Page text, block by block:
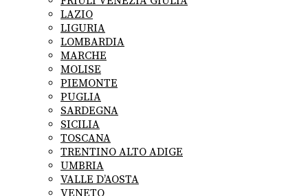
LAZIO
LIGURIA
LOMBARDIA
MARCHE
MOLISE
PIEMONTE
PUGLIA
SARDEGNA
SICILIA
TOSCANA
TRENTINO ALTO ADIGE
UMBRIA
VALLE D’AOSTA